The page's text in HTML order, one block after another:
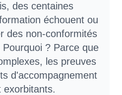
des centaines
échouent ou
des non-conformités
? Parce que
les preuves
d'accompagnement
exorbitants.